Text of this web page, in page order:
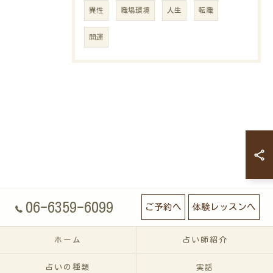
異性 職場環境 人生 転職
開運
06-6359-6099 ご予約へ 体験レッスンへ
ホーム 占い師紹介
占いの種類 実話